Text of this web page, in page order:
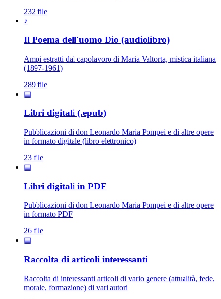
232 file
♪
Il Poema dell'uomo Dio (audiolibro)
Ampi estratti dal capolavoro di Maria Valtorta, mistica italiana
(1897-1961)
289 file
▤
Libri digitali (.epub)
Pubblicazioni di don Leonardo Maria Pompei e di altre opere
in formato digitale (libro elettronico)
23 file
▤
Libri digitali in PDF
Pubblicazioni di don Leonardo Maria Pompei e di altre opere
in formato PDF
26 file
▤
Raccolta di articoli interessanti
Raccolta di interessanti articoli di vario genere (attualità, fede,
morale, formazione) di vari autori